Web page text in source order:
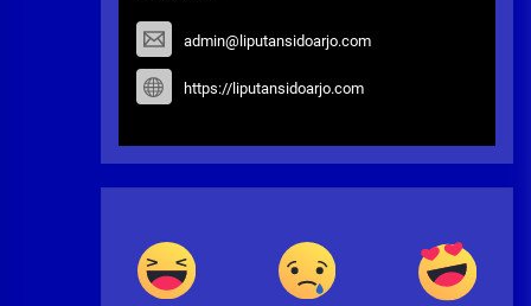
admin@liputansidoarjo.com
https://liputansidoarjo.com